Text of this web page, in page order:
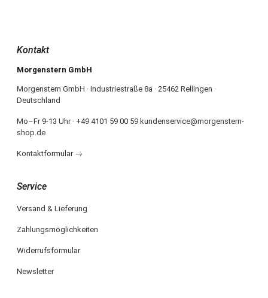
Kontakt
Morgenstern GmbH
Morgenstern GmbH · Industriestraße 8a · 25462 Rellingen ·
Deutschland
Mo–Fr 9-13 Uhr · +49 4101 59 00 59 kundenservice@morgenstern-
shop.de
Kontaktformular →
Service
Versand & Lieferung
Zahlungsmöglichkeiten
Widerrufsformular
Newsletter